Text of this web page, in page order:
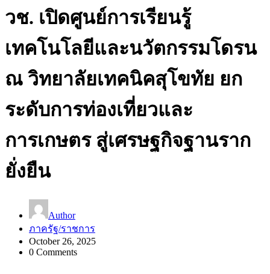
วช. เปิดศูนย์การเรียนรู้
เทคโนโลยีและนวัตกรรมโดรน
ณ วิทยาลัยเทคนิคสุโขทัย ยก
ระดับการท่องเที่ยวและ
การเกษตร สู่เศรษฐกิจฐานราก
ยั่งยืน
Author
ภาครัฐ/ราชการ
October 26, 2025
0 Comments